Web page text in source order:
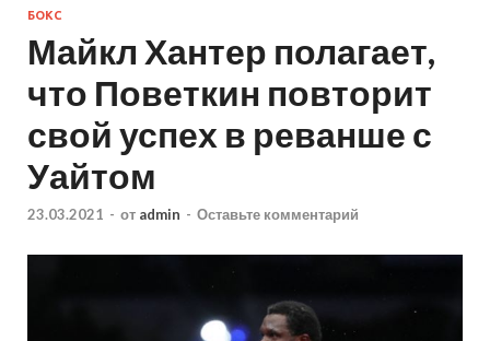
БОКС
Майкл Хантер полагает,
что Поветкин повторит
свой успех в реванше с
Уайтом
23.03.2021 - от admin - Оставьте комментарий